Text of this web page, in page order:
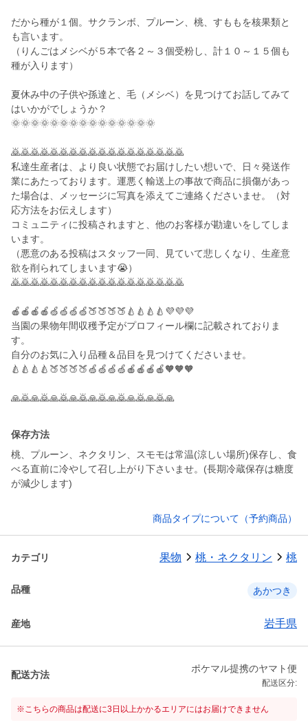
だから種が１個。サクランボ、プルーン、桃、すももを核果類と
も言います。
（りんごはメシベが５本で各２～３個受粉し、計１０～１５個も
種が入ります）
夏休み中の子供や孫達と、毛（メシベ）を見つけてお話してみて
はいかがでしょうか？
🌞🌞🌞🌞🌞🌞🌞🌞🌞🌞🌞🌞🌞🌞🌞
🙇🙇🙇🙇🙇🙇🙇🙇🙇🙇🙇🙇🙇🙇🙇🙇🙇🙇
私達生産者は、より良い状態でお届けしたい想いで、日々発送作
業にあたっております。運悪く輸送上の事故で商品に損傷があっ
た場合は、メッセージに写真を添えてご連絡くださいませ。（対
応方法をお伝えします）
コミュニティに投稿されますと、他のお客様が勘違いをしてしま
います。
（悪意のある投稿はスタッフ一同、見ていて悲しくなり、生産意
欲を削られてしまいます😭）
🙇🙇🙇🙇🙇🙇🙇🙇🙇🙇🙇🙇🙇🙇🙇🙇🙇🙇
🍎🍎🍎🍎🍏🍏🍏🍏🍑🍑🍑🍑🍐🍐🍐🍐💜💜💜
当園の果物年間収穫予定がプロフィール欄に記載されておりま
す。
自分のお気に入り品種＆品目を見つけてくださいませ。
🍐🍐🍐🍐🍑🍑🍑🍑🍏🍏🍏🍏🍎🍎🍎🍎🧡🧡🧡
保存方法
桃、プルーン、ネクタリン、スモモは常温(涼しい場所)保存し、食
べる直前に冷やして召し上がり下さいませ。(長期冷蔵保存は糖度
が減少します)
商品タイプについて（予約商品）
カテゴリ 果物 桃・ネクタリン 桃
品種 あかつき
産地 岩手県
配送方法
ポケマル提携のヤマト便
配送区分:
※こちらの商品は配送に3日以上かかるエリアにはお届けできません